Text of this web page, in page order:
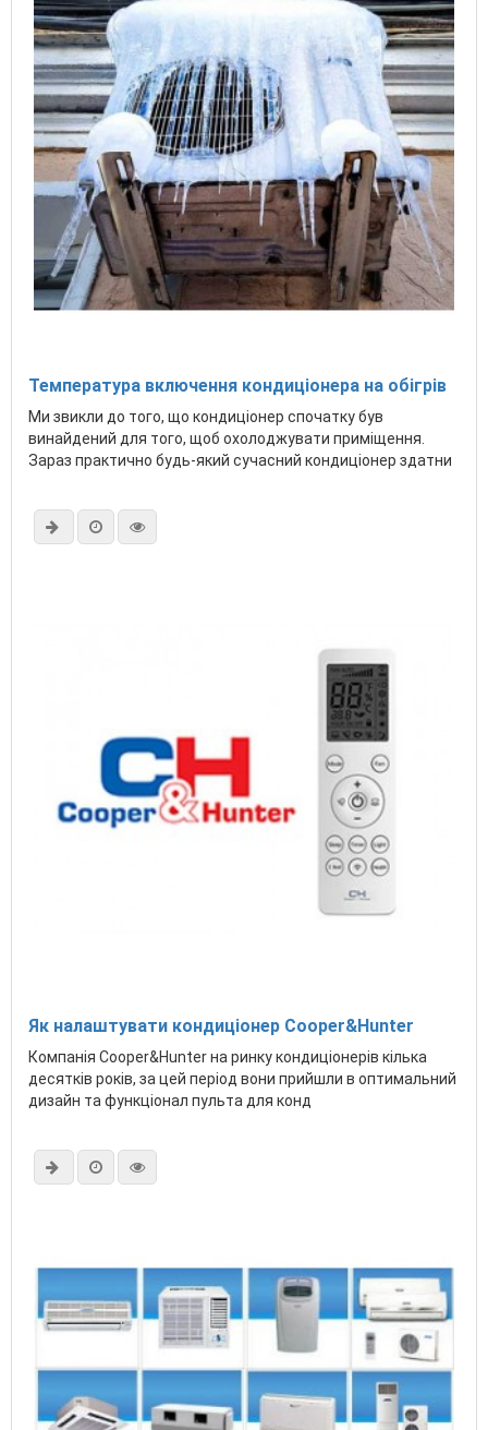
Температура включення кондиціонера на обігрів
Ми звикли до того, що кондиціонер спочатку був
винайдений для того, щоб охолоджувати приміщення.
Зараз практично будь-який сучасний кондиціонер здатни
Як налаштувати кондиціонер Cooper&Hunter
Компанія Cooper&Hunter на ринку кондиціонерів кілька
десятків років, за цей період вони прийшли в оптимальний
дизайн та функціонал пульта для конд